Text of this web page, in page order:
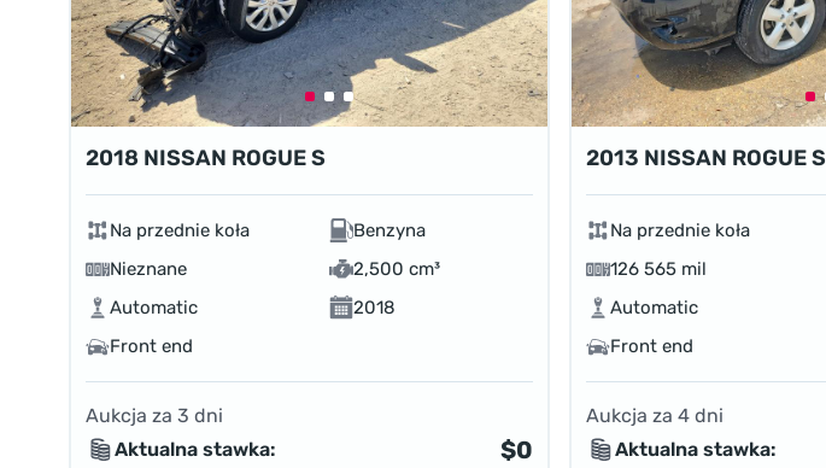
2018 NISSAN ROGUE S
Na przednie koła
Benzyna
Nieznane
2,500 cm³
Automatic
2018
Front end
Aukcja za 3 dni
Aktualna stawka:
$0
2013 NISSAN ROGUE S
Na przednie koła
126 565 mil
Automatic
Front end
Aukcja za4 dni
Aktualna stawka: